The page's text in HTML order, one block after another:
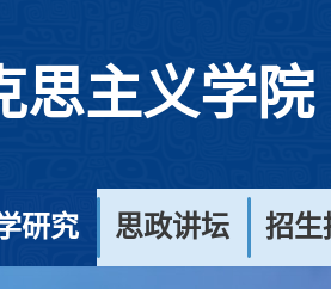
思主义学院
研究 思政讲坛 招生